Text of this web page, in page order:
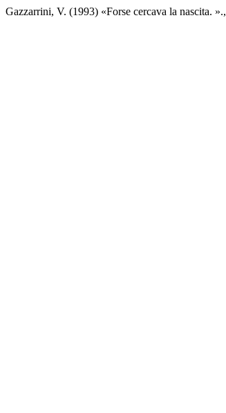
Gazzarrini, V. (1993) «Forse cercava la nascita. ».,